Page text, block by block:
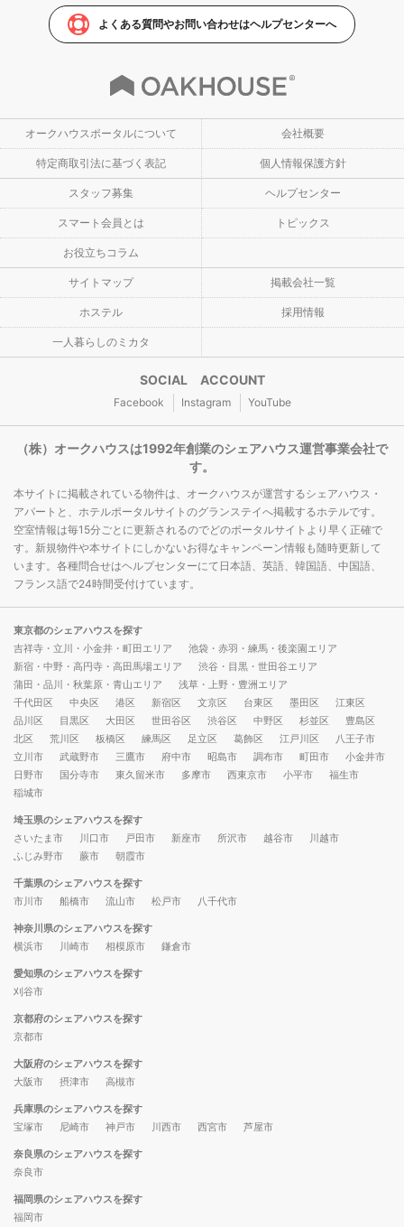
よくある質問やお問い合わせはヘルプセンターへ
オークハウスポータルについて 会社概要
特定商取引法に基づく表記 個人情報保護方針
スタッフ募集 ヘルプセンター
スマート会員とは トピックス
お役立ちコラム
サイトマップ 掲載会社一覧
ホステル 採用情報
一人暮らしのミカタ
SOCIAL ACCOUNT
Facebook Instagram YouTube
（株）オークハウスは1992年創業のシェアハウス運営事業会社で
す。
本サイトに掲載されている物件は、オークハウスが運営するシェアハウス・
アパートと、ホテルポータルサイトのグランステイへ掲載するホテルです。
空室情報は毎15分ごとに更新されるのでどのポータルサイトより早く正確で
す。新規物件や本サイトにしかないお得なキャンペーン情報も随時更新して
います。各種問合せはヘルプセンターにて日本語、英語、韓国語、中国語、
フランス語で24時間受付けています。
東京都のシェアハウスを探す
吉祥寺・立川・小金井・町田エリア
池袋・赤羽・練馬・後楽園エリア
新宿・中野・高円寺・高田馬場エリア
渋谷・目黒・世田谷エリア
蒲田・品川・秋葉原・青山エリア
浅草・上野・豊洲エリア
千代田区
中央区 港区 新宿区 文京区 台東区 墨田区
江東区
品川区
目黒区 大田区 世田谷区 渋谷区 中野区 杉並区
豊島区
北区
荒川区 板橋区 練馬区 足立区 葛飾区 江戸川区
八王子市
立川市
武蔵野市 三鷹市 府中市 昭島市 調布市 町田市
小金井市
日野市
国分寺市 東久留米市 多摩市 西東京市 小平市
福生市
稲城市
埼玉県のシェアハウスを探す
さいたま市
川口市 戸田市 新座市 所沢市 越谷市
川越市
ふじみ野市
蕨市 朝霞市
千葉県のシェアハウスを探す
市川市
船橋市 流山市 松戸市 八千代市
神奈川県のシェアハウスを探す
横浜市
川崎市 相模原市 鎌倉市
愛知県のシェアハウスを探す
刈谷市
京都府のシェアハウスを探す
京都市
大阪府のシェアハウスを探す
大阪市
摂津市 高槻市
兵庫県のシェアハウスを探す
宝塚市
尼崎市 神戸市 川西市 西宮市 芦屋市
奈良県のシェアハウスを探す
奈良市
福岡県のシェアハウスを探す
福岡市